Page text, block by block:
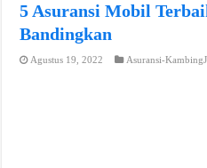
5 Asuransi Mobil
Bandingkan
Agustus 19, 2022 Asuransi-